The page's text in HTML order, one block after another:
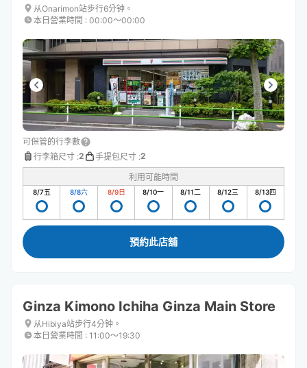
从Onarimon站步行6分钟。
本日營業時間 : 00:00〜00:00
可保管的行李數
行李箱尺寸 :2 手提包尺寸 :2
利用可能時間
8/7五 8/8六 8/9日 8/10一 8/11二 8/12三 8/13四
預約此店舖
Ginza Kimono Ichiha Ginza Main Store
从Hibiya站步行4分钟。
本日營業時間 : 11:00〜19:30